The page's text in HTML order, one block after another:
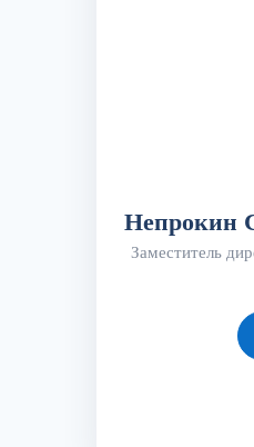
Непрокин
Заместитель